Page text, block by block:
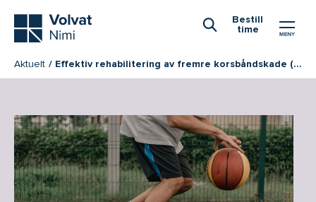
Bestill
time
Aktuelt Effektiv rehabilitering av fremre korsbåndskade (ACL-skade)